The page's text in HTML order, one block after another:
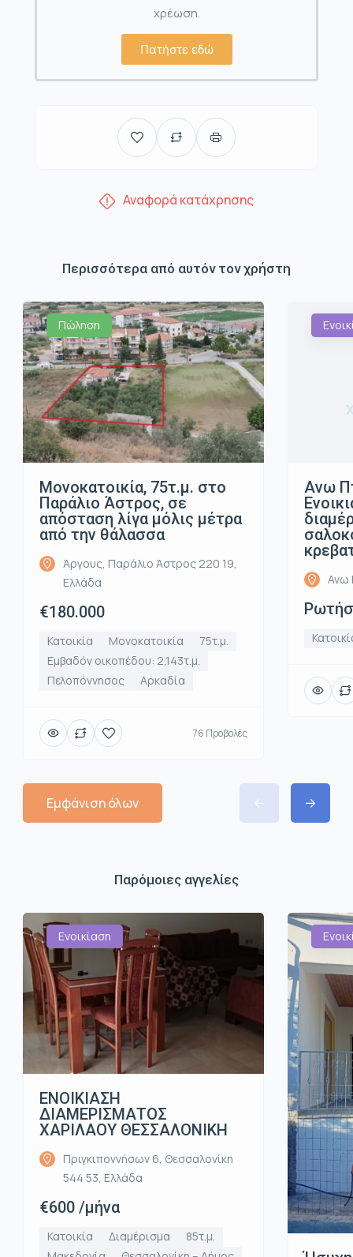
χρέωση.
Πατήστε εδώ
Αναφορά κατάχρησης
Περισσότερα από αυτόν τον χρήστη
Πώληση
Μονοκατοικία, 75τ.μ. στο
Παράλιο Άστρος, σε
απόσταση λίγα μόλις μέτρα
από την θάλασσα
Άργους, Παράλιο Άστρος 220 19,
Ελλάδα
€180.000
Κατοικία Μονοκατοικία
75τ.μ.
Εμβαδόν οικοπέδου: 2,143τ.μ.
Πελοπόννησος
Αρκαδία
76 Προβολές
Ανω
Ανω
Εμφάνιση όλων
Παρόμοιες αγγελίες
Ενοικίαση
ΕΝΟΙΚΙΑΣΗ
ΔΙΑΜΕΡΙΣΜΑΤΟΣ
ΧΑΡΙΛΑΟΥ ΘΕΣΣΑΛΟΝΙΚΗ
Πριγκιποννήσων 6, Θεσσαλονίκη
544 53, Ελλάδα
€600 /μήνα
Κατοικία Διαμέρισμα
85τ.μ.